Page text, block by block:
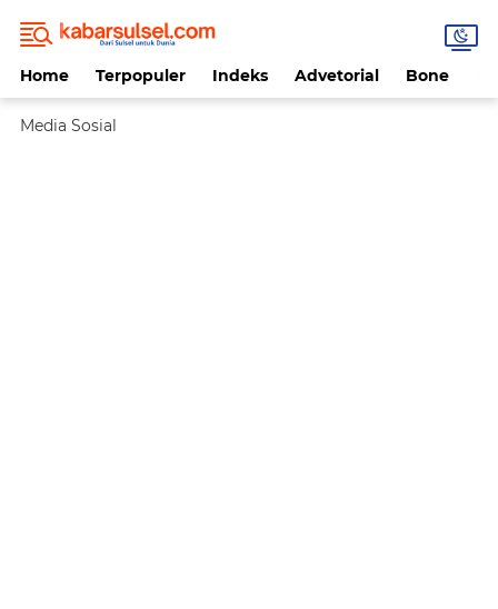
Home Terpopuler Indeks Advetorial Bone
Media Sosial